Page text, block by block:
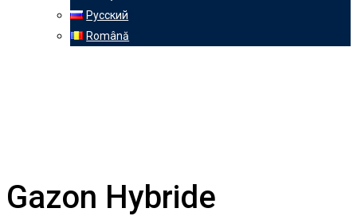
Русский
Română
Gazon Hybride